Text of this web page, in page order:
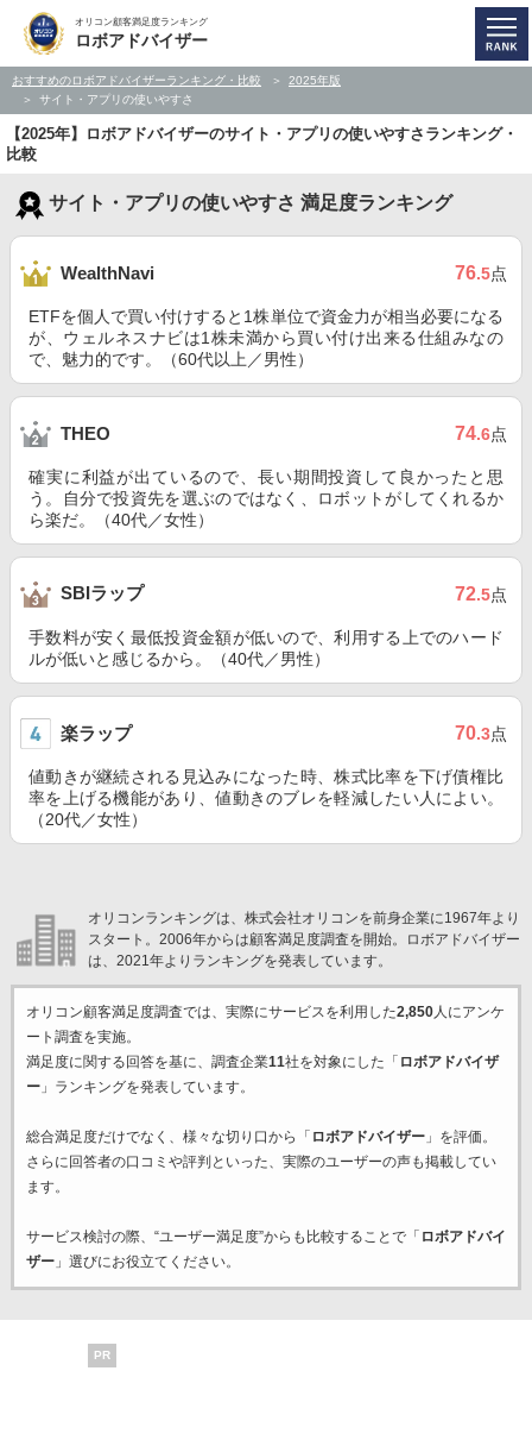
オリコン顧客満足度ランキング
ロボアドバイザー
おすすめのロボアドバイザーランキング・比較
2025年版
サイト・アプリの使いやすさ
【2025年】ロボアドバイザーのサイト・アプリの使いやすさランキング・
比較
サイト・アプリの使いやすさ 満足度ランキング
WealthNavi 76.5点
ETFを個人で買い付けすると1株単位で資金力が相当必要になる
が、ウェルネスナビは1株未満から買い付け出来る仕組みなの
で、魅力的です。（60代以上／男性）
THEO 74.6点
確実に利益が出ているので、長い期間投資して良かったと思
う。自分で投資先を選ぶのではなく、ロボットがしてくれるか
ら楽だ。（40代／女性）
SBIラップ 72.5点
手数料が安く最低投資金額が低いので、利用する上でのハード
ルが低いと感じるから。（40代／男性）
楽ラップ 70.3点
値動きが継続される見込みになった時、株式比率を下げ債権比
率を上げる機能があり、値動きのブレを軽減したい人によい。
（20代／女性）
オリコンランキングは、株式会社オリコンを前身企業に1967年より
スタート。2006年からは顧客満足度調査を開始。ロボアドバイザー
は、2021年よりランキングを発表しています。
オリコン顧客満足度調査では、実際にサービスを利用した2,850人にアンケ
ート調査を実施。
満足度に関する回答を基に、調査企業11社を対象にした「 ロボアドバイザ
ー」ランキングを発表しています。
総合満足度だけでなく、様々な切り口から「 ロボアドバイザー」を評価。
さらに回答者の口コミや評判といった、実際のユーザーの声も掲載してい
ます。
サービス検討の際、“ユーザー満足度”からも比較することで「 ロボアドバイ
ザー」選びにお役立てください。
PR